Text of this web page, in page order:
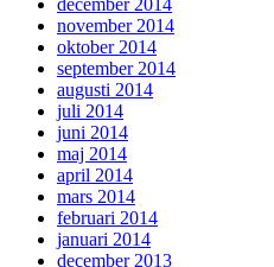
december 2014
november 2014
oktober 2014
september 2014
augusti 2014
juli 2014
juni 2014
maj 2014
april 2014
mars 2014
februari 2014
januari 2014
december 2013